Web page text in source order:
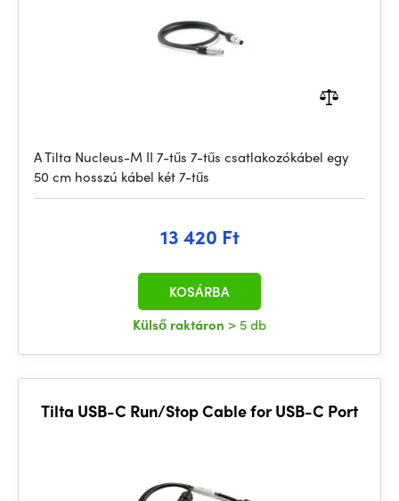
A Tilta Nucleus-M II 7-tűs 7-tűs csatlakozókábel egy
50 cm hosszú kábel két 7-tűs
13 420 Ft
Külső raktáron > 5 db
KOSÁRBA
Tilta USB-C Run/Stop Cable for USB-C Port